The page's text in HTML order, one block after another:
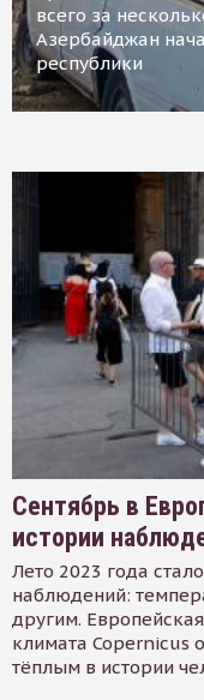
всего за
Азербайджан
республики
Сентябрь в
истории
Лето 2023 года
наблюдений:
другим.
климата Copernicus
тёплым в истории